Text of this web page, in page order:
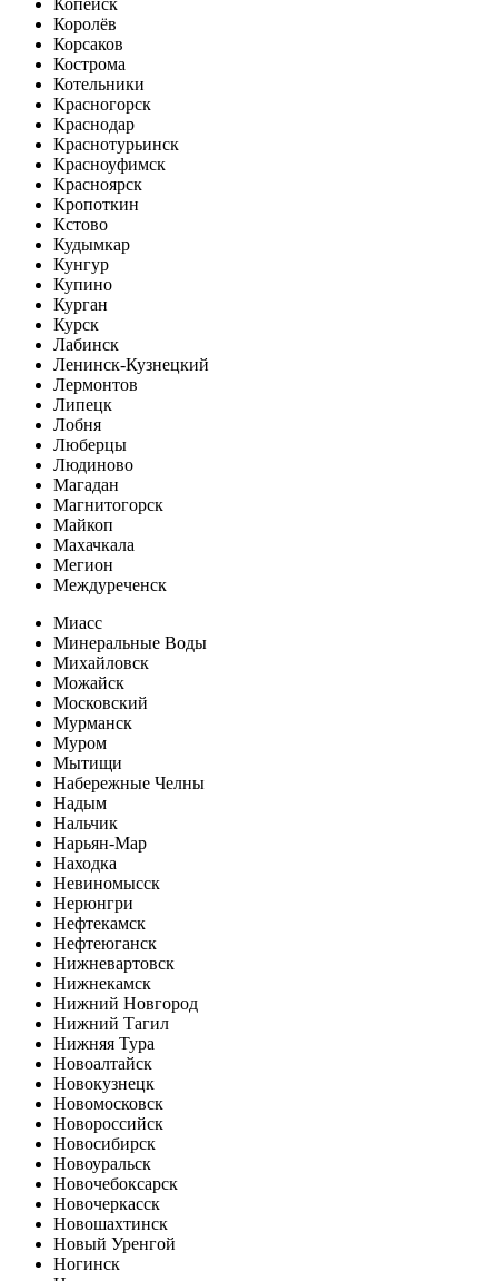
Королёв
Корсаков
Кострома
Котельники
Красногорск
Краснодар
Краснотурьинск
Красноуфимск
Красноярск
Кропоткин
Кстово
Кудымкар
Кунгур
Купино
Курган
Курск
Лабинск
Ленинск-Кузнецкий
Лермонтов
Липецк
Лобня
Люберцы
Людиново
Магадан
Магнитогорск
Майкоп
Махачкала
Мегион
Междуреченск
Миасс
Минеральные Воды
Михайловск
Можайск
Московский
Мурманск
Муром
Мытищи
Набережные Челны
Надым
Нальчик
Нарьян-Мар
Находка
Невиномысск
Нерюнгри
Нефтекамск
Нефтеюганск
Нижневартовск
Нижнекамск
Нижний Новгород
Нижний Тагил
Нижняя Тура
Новоалтайск
Новокузнецк
Новомосковск
Новороссийск
Новосибирск
Новоуральск
Новочебоксарск
Новочеркасск
Новошахтинск
Новый Уренгой
Ногинск